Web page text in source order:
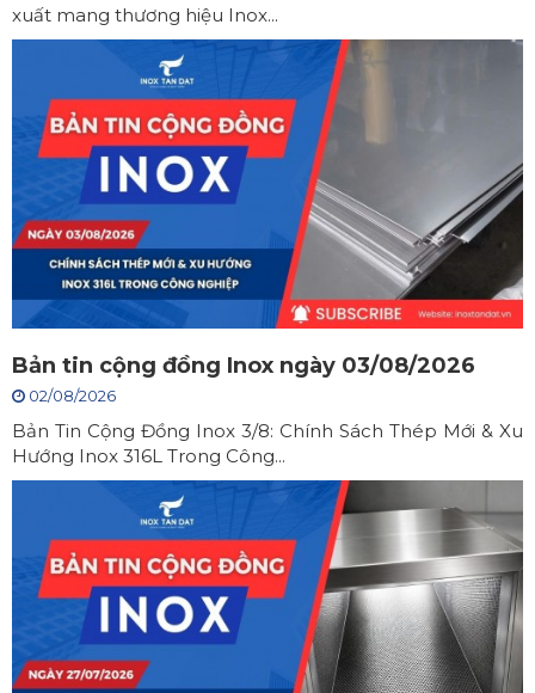
xuất mang thương hiệu Inox...
Bản tin cộng đồng Inox ngày 03/08/2026
02/08/2026
Bản Tin Cộng Đồng Inox 3/8: Chính Sách Thép Mới & Xu
Hướng Inox 316L Trong Công...